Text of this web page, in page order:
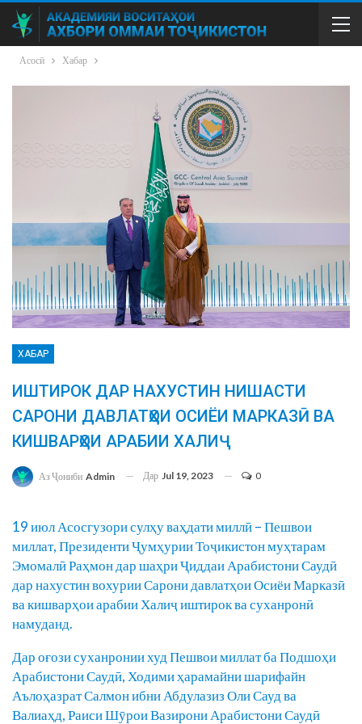
Асосӣ Хабар
ХАБАР
ИШТИРОК ДАР НАХУСТИН НИШАСТИ
САРОНИ ДАВЛАТҲОИ ОСИЁИ МАРКАЗӢ ВА
КИШВАРҲОИ АРАБИИ ХАЛИҶ
Аз Ҷониби Admin Дар Jul 19, 2023 0
19 июл Асосгузори сулҳу ваҳдати миллӣ – Пешвои
миллат, Президенти Ҷумҳурии Тоҷикистон муҳтарам
Эмомалӣ Раҳмон дар шаҳри Ҷиддаи Арабистони Саудӣ
дар нахустин вохурии Сарони давлатҳои Осиёи Марказӣ
ва кишварҳои арабии Халиҷ иштирок ва суханронӣ
намуданд.
Дар оғози суханронии худ Пешвои миллат ба Подшоҳи
Арабистони Саудӣ, Ходими ҳарамайни шарифайн
Аълоҳазрат Салмон ибни Абдулазиз Оли Сауд ва
Валиаҳд, Раиси Шӯрои Вазирони Арабистони Саудӣ